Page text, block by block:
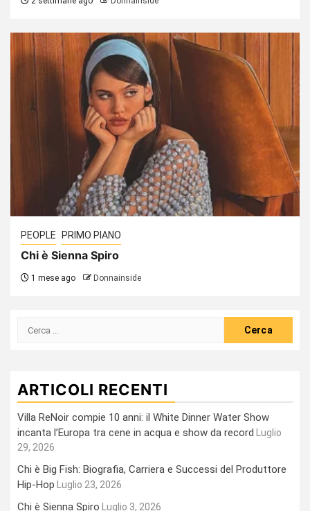
PEOPLE PRIMO PIANO
Chi è Sienna Spiro
1 mese ago Donnainside
Ricerca
ARTICOLI RECENTI
Villa ReNoir compie 10 anni: il White Dinner Water Show
incanta l’Europa tra cene in acqua e show da record Luglio
29, 2026
Chi è Big Fish: Biografia, Carriera e Successi del Produttore
Hip-Hop Luglio 23, 2026
Chi è Sienna Spiro Luglio 3, 2026